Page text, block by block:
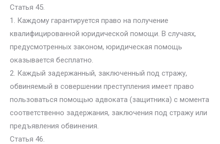
Статья 45.
1. Каждому гарантируется право на получение
квалифицированной юридической помощи. В случаях,
предусмотренных законом, юридическая помощь
оказывается бесплатно.
2. Каждый задержанный, заключенный под стражу,
обвиняемый в совершении преступления имеет право
пользоваться помощью адвоката (защитника) с момента
соответственно задержания, заключения под стражу или
предъявления обвинения.
Статья 46.